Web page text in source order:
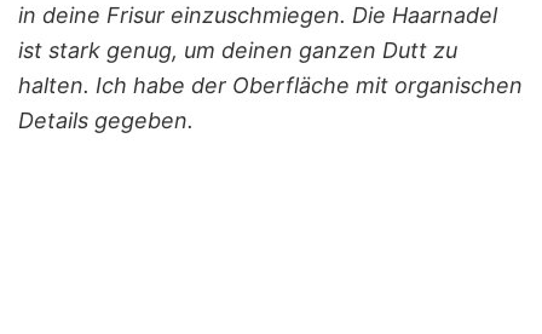
in deine Frisur einzuschmiegen. Die Haarnadel
ist stark genug, um deinen ganzen Dutt zu
halten. Ich habe der Oberfläche mit organischen
Details gegeben.